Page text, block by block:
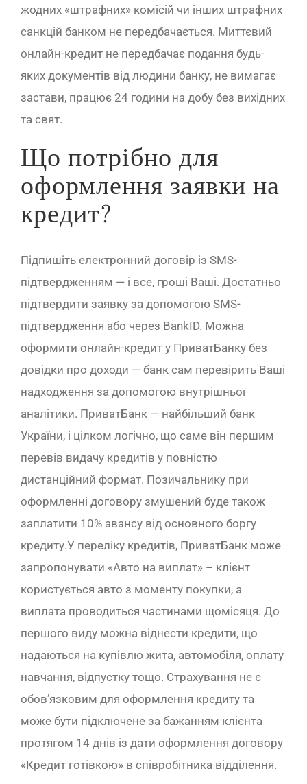
жодних «штрафних» комісій чи інших штрафних
санкцій банком не передбачається. Миттєвий
онлайн-кредит не передбачає подання будь-
яких документів від людини банку, не вимагає
застави, працює 24 години на добу без вихідних
та свят.
Що потрібно для
оформлення заявки на
кредит?
Підпишіть електронний договір із SMS-
підтвердженням — і все, гроші Ваші. Достатньо
підтвердити заявку за допомогою SMS-
підтвердження або через BankID. Можна
оформити онлайн-кредит у ПриватБанку без
довідки про доходи — банк сам перевірить Ваші
надходження за допомогою внутрішньої
аналітики. ПриватБанк — найбільший банк
України, і цілком логічно, що саме він першим
перевів видачу кредитів у повністю
дистанційний формат. Позичальнику при
оформленні договору змушений буде також
заплатити 10% авансу від основного боргу
кредиту.У переліку кредитів, ПриватБанк може
запропонувати «Авто на виплат» – клієнт
користується авто з моменту покупки, а
виплата проводиться частинами щомісяця. До
першого виду можна віднести кредити, що
надаються на купівлю жита, автомобіля, оплату
навчання, відпустку тощо. Страхування не є
обов’язковим для оформлення кредиту та
може бути підключене за бажанням клієнта
протягом 14 днів із дати оформлення договору
«Кредит готівкою» в співробітника відділення.